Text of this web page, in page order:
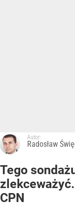
Autor:
Radosław
Tego
CPN